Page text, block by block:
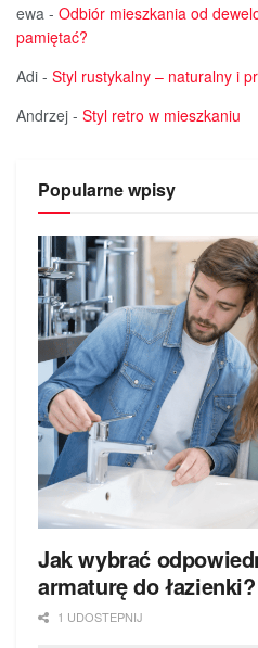
ewa - Odbiór mieszkania od
pamiętać?
Adi - Styl rustykalny – naturalny i
Andrzej - Styl retro w mieszkaniu
Popularne wpisy
Jak wybrać
armaturę do łazienki?
1 UDOSTEPNIJ